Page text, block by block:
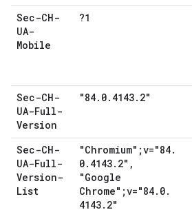
Sec-CH-
UA-
Mobile
?1
Sec-CH-
UA-Full-
Version
"84. 0. 4143. 2"
Sec-CH-
UA-Full-
Version-
List
"Chromium";v="84.
0. 4143. 2" ,
"Google
Chrome";v="84. 0.
4143. 2"